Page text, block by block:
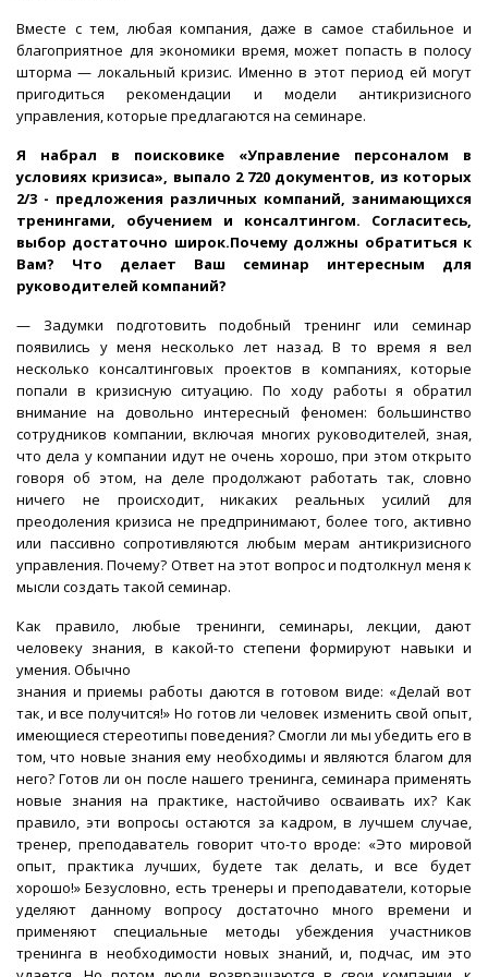
Вместе с тем, любая компания, даже в самое стабильное и
благоприятное для экономики время, может попасть в полосу
шторма — локальный кризис. Именно в этот период ей могут
пригодиться рекомендации и модели антикризисного
управления, которые предлагаются на семинаре.
Я набрал в поисковике «Управление персоналом в
условиях кризиса», выпало 2 720 документов, из которых
2/3 - предложения различных компаний, занимающихся
тренингами, обучением и консалтингом. Согласитесь,
выбор достаточно широк.Почему должны обратиться к
Вам? Что делает Ваш семинар интересным для
руководителей компаний?
— Задумки подготовить подобный тренинг или семинар
появились у меня несколько лет назад. В то время я вел
несколько консалтинговых проектов в компаниях, которые
попали в кризисную ситуацию. По ходу работы я обратил
внимание на довольно интересный феномен: большинство
сотрудников компании, включая многих руководителей, зная,
что дела у компании идут не очень хорошо, при этом открыто
говоря об этом, на деле продолжают работать так, словно
ничего не происходит, никаких реальных усилий для
преодоления кризиса не предпринимают, более того, активно
или пассивно сопротивляются любым мерам антикризисного
управления. Почему? Ответ на этот вопрос и подтолкнул меня к
мысли создать такой семинар.
Как правило, любые тренинги, семинары, лекции, дают
человеку знания, в какой-то степени формируют навыки и
умения. Обычно
знания и приемы работы даются в готовом виде: «Делай вот
так, и все получится!» Но готов ли человек изменить свой опыт,
имеющиеся стереотипы поведения? Смогли ли мы убедить его в
том, что новые знания ему необходимы и являются благом для
него? Готов ли он после нашего тренинга, семинара применять
новые знания на практике, настойчиво осваивать их? Как
правило, эти вопросы остаются за кадром, в лучшем случае,
тренер, преподаватель говорит что-то вроде: «Это мировой
опыт, практика лучших, будете так делать, и все будет
хорошо!» Безусловно, есть тренеры и преподаватели, которые
уделяют данному вопросу достаточно много времени и
применяют специальные методы убеждения участников
тренинга в необходимости новых знаний, и, подчас, им это